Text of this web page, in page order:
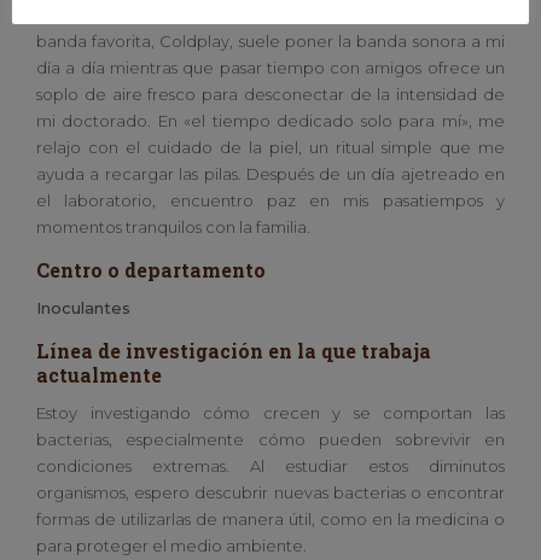
banda favorita, Coldplay, suele poner la banda sonora a mi
día a día mientras que pasar tiempo con amigos ofrece un
soplo de aire fresco para desconectar de la intensidad de
mi doctorado. En «el tiempo dedicado solo para mí», me
relajo con el cuidado de la piel, un ritual simple que me
ayuda a recargar las pilas. Después de un día ajetreado en
el laboratorio, encuentro paz en mis pasatiempos y
momentos tranquilos con la familia.
Centro o departamento
Inoculantes
Línea de investigación en la que trabaja
actualmente
Estoy investigando cómo crecen y se comportan las
bacterias, especialmente cómo pueden sobrevivir en
condiciones extremas. Al estudiar estos diminutos
organismos, espero descubrir nuevas bacterias o encontrar
formas de utilizarlas de manera útil, como en la medicina o
para proteger el medio ambiente.